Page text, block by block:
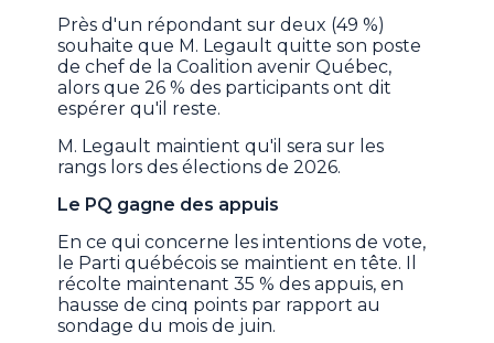
Près d'un répondant sur deux (49 %)
souhaite que M. Legault quitte son poste
de chef de la Coalition avenir Québec,
alors que 26 % des participants ont dit
espérer qu'il reste.
M. Legault maintient qu'il sera sur les
rangs lors des élections de 2026.
Le PQ gagne des appuis
En ce qui concerne les intentions de vote,
le Parti québécois se maintient en tête. Il
récolte maintenant 35 % des appuis, en
hausse de cinq points par rapport au
sondage du mois de juin.